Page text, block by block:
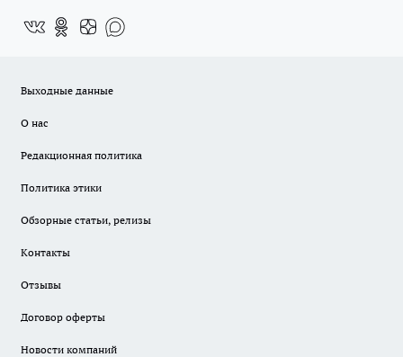
Выходные данные
О нас
Редакционная политика
Политика этики
Обзорные статьи, релизы
Контакты
Отзывы
Договор оферты
Новости компаний